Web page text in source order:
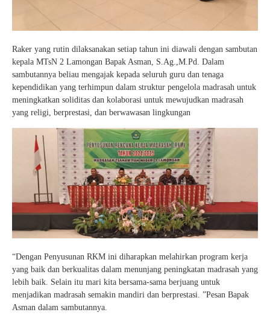
Raker yang rutin dilaksanakan setiap tahun ini diawali dengan sambutan
kepala MTsN 2 Lamongan Bapak Asman, S.Ag.,M.Pd. Dalam
sambutannya beliau mengajak kepada seluruh guru dan tenaga
kependidikan yang terhimpun dalam struktur pengelola madrasah untuk
meningkatkan soliditas dan kolaborasi untuk mewujudkan madrasah
yang religi, berprestasi, dan berwawasan lingkungan
“Dengan Penyusunan RKM ini diharapkan melahirkan program kerja
yang baik dan berkualitas dalam menunjang peningkatan madrasah yang
lebih baik. Selain itu mari kita bersama-sama berjuang untuk
menjadikan madrasah semakin mandiri dan berprestasi. ”Pesan Bapak
Asman dalam sambutannya.